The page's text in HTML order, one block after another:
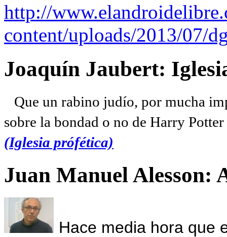
http://
content/uploads/2013/07/
Joaquín Jaubert:
Que un rabino judío, por mucha
sobre la bondad o no de Harry
(Iglesia prófética)
Juan Manuel Alesson:
Hace media hora que